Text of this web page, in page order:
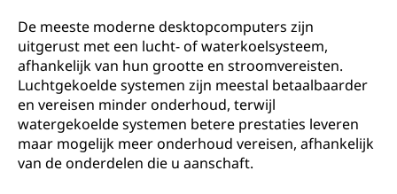
De meeste moderne desktopcomputers zijn
uitgerust met een lucht- of waterkoelsysteem,
afhankelijk van hun grootte en stroomvereisten.
Luchtgekoelde systemen zijn meestal betaalbaarder
en vereisen minder onderhoud, terwijl
watergekoelde systemen betere prestaties leveren
maar mogelijk meer onderhoud vereisen, afhankelijk
van de onderdelen die u aanschaft.